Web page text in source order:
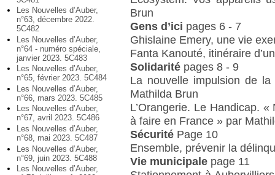
Les Nouvelles d’Auber,
n°63, décembre 2022.
5C482
Les Nouvelles d’Auber,
n°64 - numéro spéciale,
janvier 2023. 5C483
Les Nouvelles d’Auber,
n°65, février 2023. 5C484
Les Nouvelles d’Auber,
n°66, mars 2023. 5C485
Les Nouvelles d’Auber,
n°67, avril 2023. 5C486
Les Nouvelles d’Auber,
n°68, mai 2023. 5C487
Les Nouvelles d’Auber,
n°69, juin 2023. 5C488
Les Nouvelles d’Auber,
Brun
Gens d’ici pages 6 - 7
Ghislaine Emery, une vie
Fanta Kanouté, itinéraire
Solidarité pages 8 - 9
La nouvelle impulsion de
Mathilda Brun
L’Orangerie. Le Handicap.
à faire en France » par
Sécurité Page 10
Ensemble, prévenir la
Vie municipale page 11